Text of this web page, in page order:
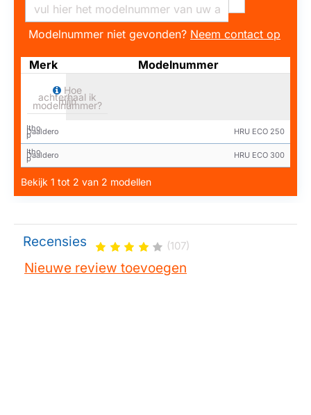
Modelnummer niet gevonden? Neem contact op
Merk Modelnummer
Hoe
achterhaal ik
mijn
modelnummer?
Itho
Daaldero
p HRU ECO 250
Itho
Daaldero
p HRU ECO 300
Bekijk 1 tot 2 van 2 modellen
Recensies (107)
Nieuwe review toevoegen